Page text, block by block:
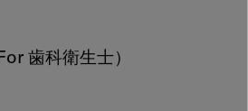
For 歯科衛生士）